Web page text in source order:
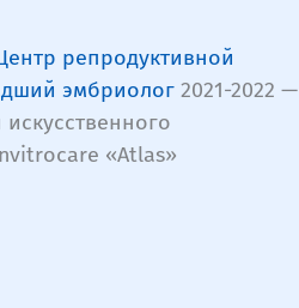
репродуктивной
эмбриолог 2021-2022 —
«Atlas»